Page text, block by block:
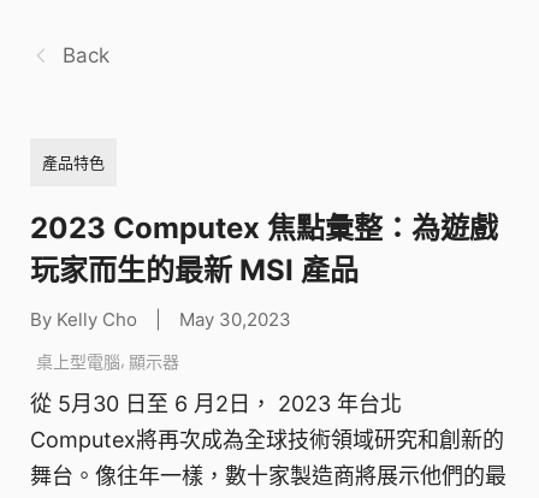
Back
產品特色
2023 Computex 焦點彙整：為遊戲
玩家而生的最新 MSI 產品
By Kelly Cho May 30,2023
桌上型電腦, 顯示器
從 5月30 日至 6 月2日， 2023 年台北
Computex將再次成為全球技術領域研究和創新的
舞台。像往年一樣，數十家製造商將展示他們的最